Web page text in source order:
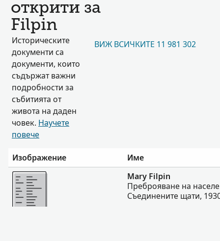
открити за
Filpin
Историческите
документи са
документи, които
съдържат важни
подробности за
събитията от
живота на даден
човек. Научете
повече
ВИЖ ВСИЧКИТЕ 11 981 302
Изображение
Име
Повече
Mary Filpin
Преброяване на
Съединените щати,